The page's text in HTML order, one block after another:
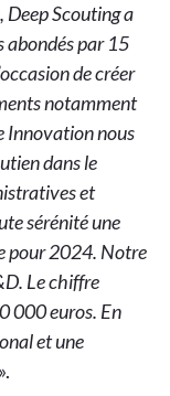
, Deep Scouting a
abondés par 15
de créer
notamment
Innovation nous
dans le
et
sérénité une
pour 2024. Notre
Le chiffre
000 euros. En
et une
».